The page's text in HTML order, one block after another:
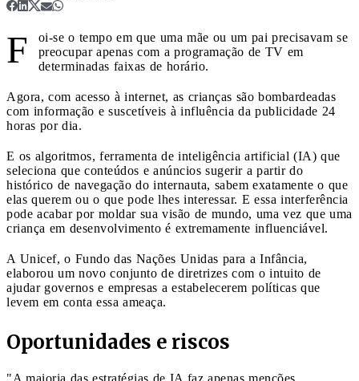
F
oi-se o tempo em que uma mãe ou um pai precisavam se
preocupar apenas com a programação de TV em
determinadas faixas de horário.
Agora, com acesso à internet, as crianças são bombardeadas
com informação e suscetíveis à influência da publicidade 24
horas por dia.
E os algoritmos, ferramenta de inteligência artificial (IA) que
seleciona que conteúdos e anúncios sugerir a partir do
histórico de navegação do internauta, sabem exatamente o que
elas querem ou o que pode lhes interessar. E essa interferência
pode acabar por moldar sua visão de mundo, uma vez que uma
criança em desenvolvimento é extremamente influenciável.
A Unicef, o Fundo das Nações Unidas para a Infância,
elaborou um novo conjunto de diretrizes com o intuito de
ajudar governos e empresas a estabelecerem políticas que
levem em conta essa ameaça.
Oportunidades e riscos
"A maioria das estratégias de IA faz apenas menções